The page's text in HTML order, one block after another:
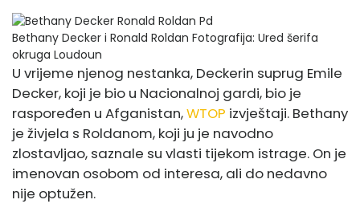
Bethany Decker i Ronald Roldan Fotografija: Ured šerifa
okruga Loudoun
U vrijeme njenog nestanka, Deckerin suprug Emile
Decker, koji je bio u Nacionalnoj gardi, bio je
raspoređen u Afganistan,WTOP izvještaji. Bethany
je živjela s Roldanom, koji ju je navodno
zlostavljao, saznale su vlasti tijekom istrage. On je
imenovan osobom od interesa, ali do nedavno
nije optužen.